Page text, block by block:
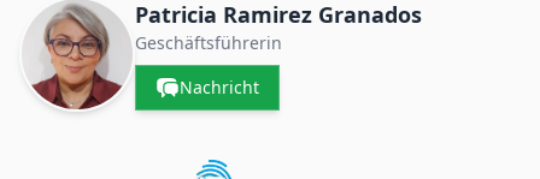
Patricia Ramirez Granados
Geschäftsführerin
Nachricht